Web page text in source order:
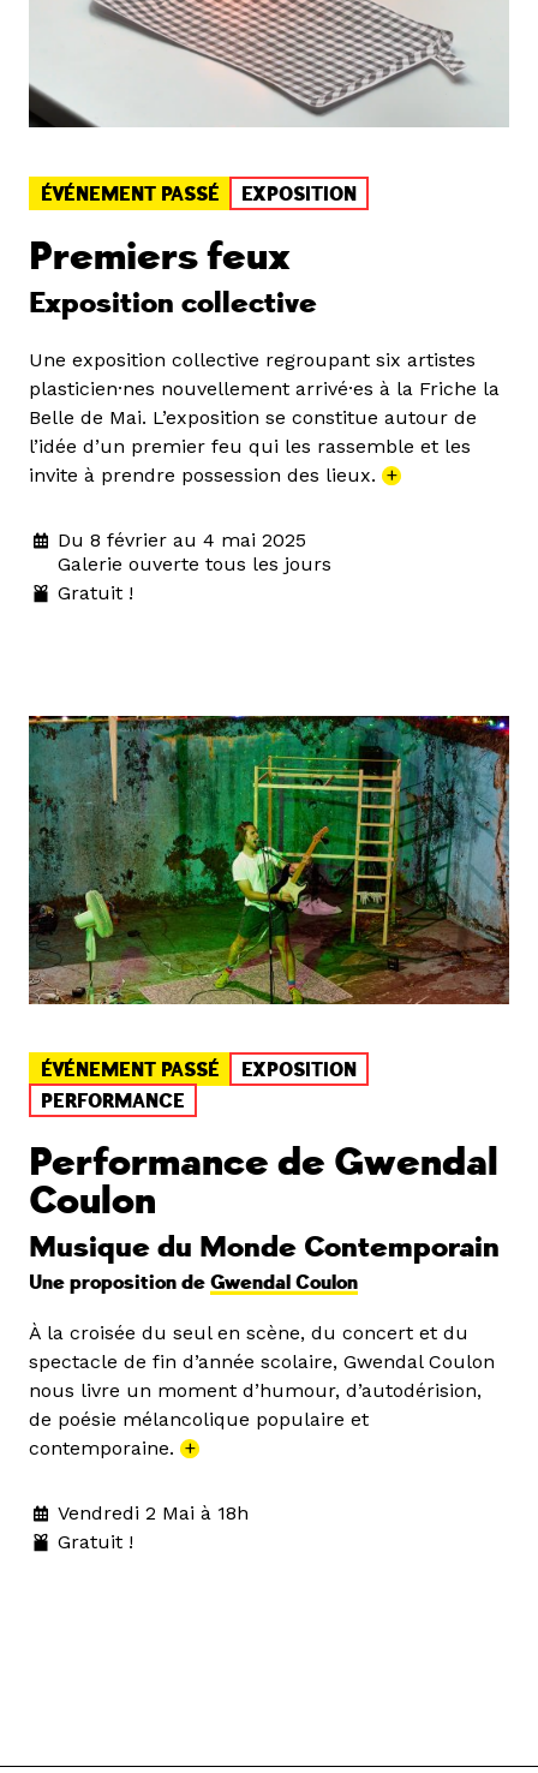
ÉVÉNEMENT PASSÉ EXPOSITION
Premiers feux
Exposition collective
Une exposition collective regroupant six artistes
plasticien·nes nouvellement arrivé·es à la Friche la
Belle de Mai. L’exposition se constitue autour de
l’idée d’un premier feu qui les rassemble et les
invite à prendre possession des lieux. +
Du 8 février au 4 mai 2025
Galerie ouverte tous les jours
Gratuit !
ÉVÉNEMENT PASSÉ
EXPOSITION
PERFORMANCE
Performance de Gwendal
Coulon
Musique du Monde Contemporain
Une proposition de Gwendal Coulon
À la croisée du seul en scène, du concert et du
spectacle de fin d’année scolaire, Gwendal Coulon
nous livre un moment d’humour, d’autodérision,
de poésie mélancolique populaire et
contemporaine. +
Vendredi 2 Mai à 18h
Gratuit !